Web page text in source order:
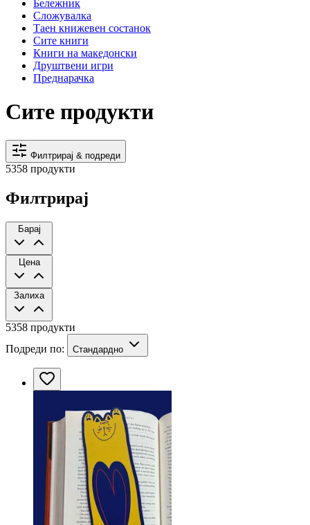
Бележник
Сложувалка
Таен книжевен состанок
Сите книги
Книги на македонски
Друштвени игри
Преднарачка
Сите продукти
Филтрирај & подреди
5358 продукти
Филтрирај
Барај
Цена
Залиха
5358 продукти
Подреди по:
Стандардно